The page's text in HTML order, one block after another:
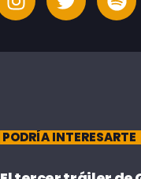
PODRÍA INTERESARTE